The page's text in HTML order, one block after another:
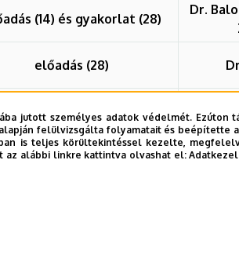
(14) és gyakorlat (28)
Dr.
előadás (28)
jutott személyes adatok védelmét. Ezúton
felülvizsgálta folyamatait és beépítette
is teljes körültekintéssel kezelte,
az alábbi linkre kattintva olvashat el: